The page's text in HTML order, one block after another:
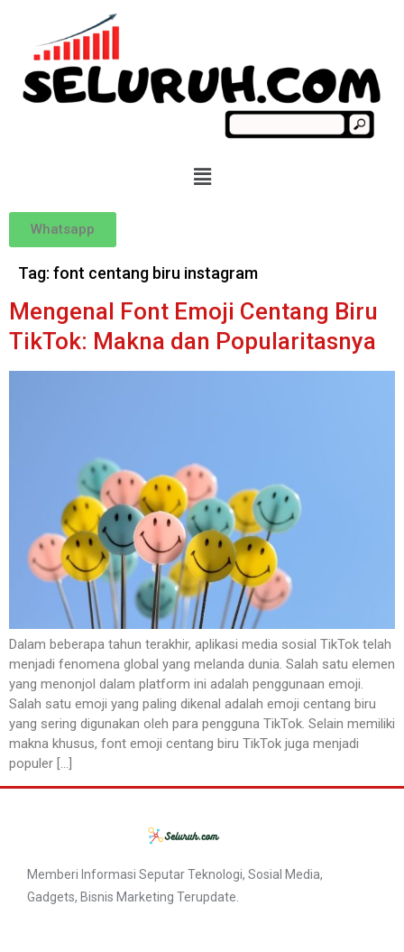
Whatsapp
Tag: font centang biru instagram
Mengenal Font Emoji Centang Biru
TikTok: Makna dan Popularitasnya
Dalam beberapa tahun terakhir, aplikasi media sosial TikTok telah
menjadi fenomena global yang melanda dunia. Salah satu elemen
yang menonjol dalam platform ini adalah penggunaan emoji.
Salah satu emoji yang paling dikenal adalah emoji centang biru
yang sering digunakan oleh para pengguna TikTok. Selain memiliki
makna khusus, font emoji centang biru TikTok juga menjadi
populer […]
Memberi Informasi Seputar Teknologi, Sosial Media,
Gadgets, Bisnis Marketing Terupdate.